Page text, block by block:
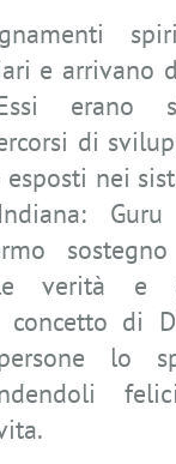
e arrivano
erano
di
nei
verità e
di
lo